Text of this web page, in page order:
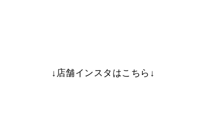
↓店舗インスタはこちら↓